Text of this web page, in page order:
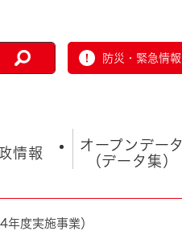
防災・緊急情報
協働
情報
オープンデータ
（データ集）
度実施事業）